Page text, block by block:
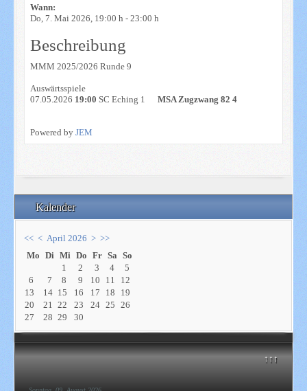
↑↑↑
Kalender
<< < April 2026 > >>
Mo Di Mi Do Fr Sa So
1
2 3 4
5
6
7 8 9 10 11
12
13
14 15 16 17 18
19
20
21 22 23 24 25
26
27
28 29 30
Wann:
Do, 7. Mai 2026, 19:00 h - 23:00 h
Beschreibung
MMM 2025/2026 Runde 9
Auswärtsspiele
07.05.2026 19:00 SC Eching 1 MSA Zugzwang 82 4
Powered by JEM